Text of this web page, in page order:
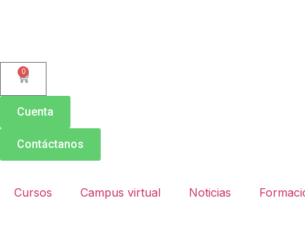
0
Cuenta
Contáctanos
Cursos Campus virtual Noticias